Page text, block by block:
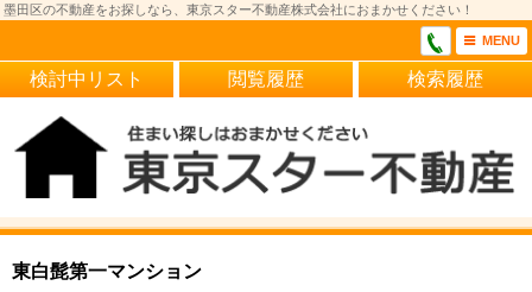
墨田区の不動産をお探しなら、東京スター不動産株式会社におまかせください！
MENU
検討中リスト 閲覧履歴 検索履歴
東白髭第一マンション